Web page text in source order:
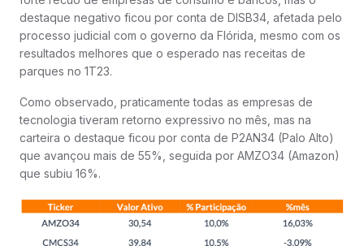
destaque negativo ficou por conta de DISB34, afetada pelo
processo judicial com o governo da Flórida, mesmo com os
resultados melhores que o esperado nas receitas de
parques no 1T23.
Como observado, praticamente todas as empresas de
tecnologia tiveram retorno expressivo no mês, mas na
carteira o destaque ficou por conta de P2AN34 (Palo Alto)
que avançou mais de 55%, seguida por AMZO34 (Amazon)
que subiu 16%.